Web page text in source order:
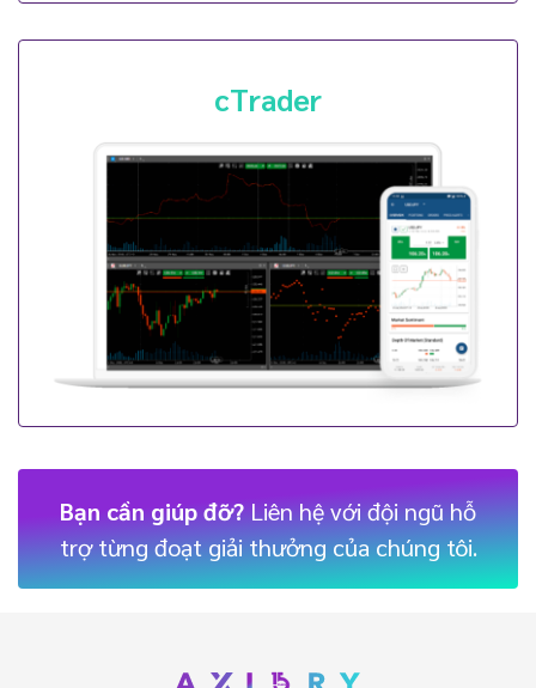
cTrader
Bạn cần giúp đỡ?Liên hệ với đội ngũ hỗ
trợ từng đoạt giải thưởng của chúng tôi.